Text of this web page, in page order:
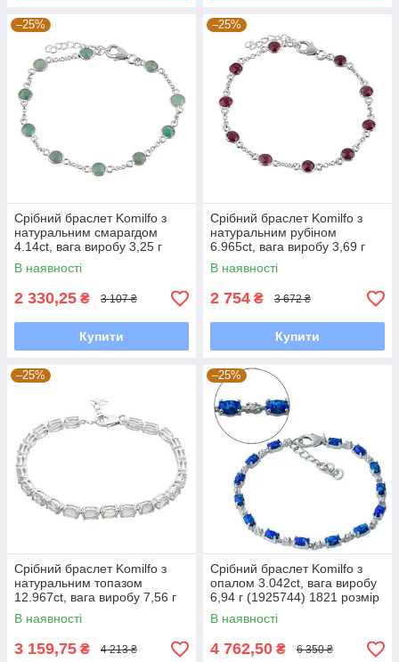
–25%
Срібний браслет Komilfo з
натуральним смарагдом
4.14ct, вага виробу 3,25 г
(2118251) 1720 розмір
В наявності
2 330,25 ₴ 3 107 ₴
Купити
–25%
Срібний браслет Komilfo з
натуральним рубіном
6.965ct, вага виробу 3,69 г
(2118213) 1821 розмір
В наявності
2 754 ₴ 3 672 ₴
Купити
–25%
Срібний браслет Komilfo з
натуральним топазом
12.967ct, вага виробу 7,56 г
(2166627) 1720 розмір
В наявності
3 159,75 ₴ 4 213 ₴
–25%
Срібний браслет Komilfo з
опалом 3.042ct, вага виробу
6,94 г (1925744) 1821 розмір
В наявності
4 762,50 ₴ 6 350 ₴